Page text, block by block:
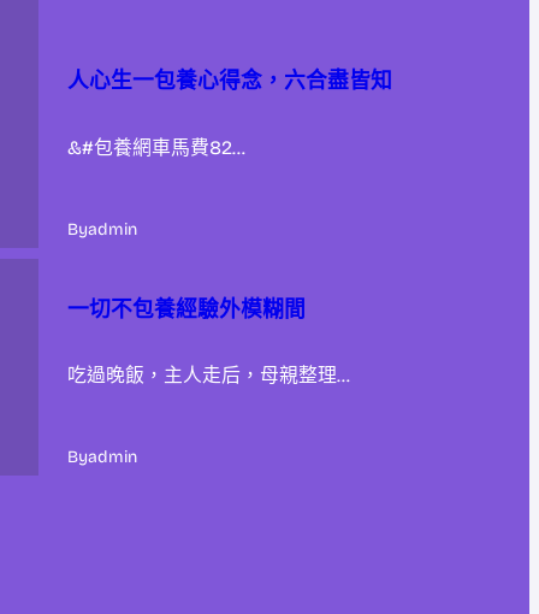
人心生一包養心得念，六合盡皆知
&#包養網車馬費82…
Byadmin
一切不包養經驗外模糊間
吃過晚飯，主人走后，母親整理…
Byadmin